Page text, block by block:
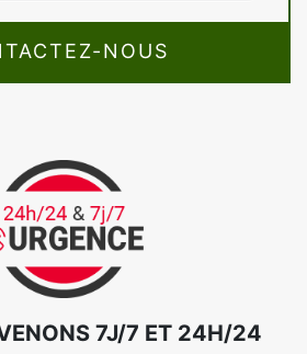
NOUS
7J/7 ET 24H/24